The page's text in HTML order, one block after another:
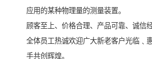
应用的某种物理量的测量装置。
顾客至上、价格合理、产品可靠、诚信
全体员工热诚欢迎广大新老客户光临﹑
手共创辉煌。